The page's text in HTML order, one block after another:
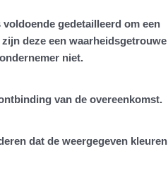
gedetailleerd om een
deze een waarheidsgetrouwe
niet.
van de overeenkomst.
dat de weergegeven kleuren